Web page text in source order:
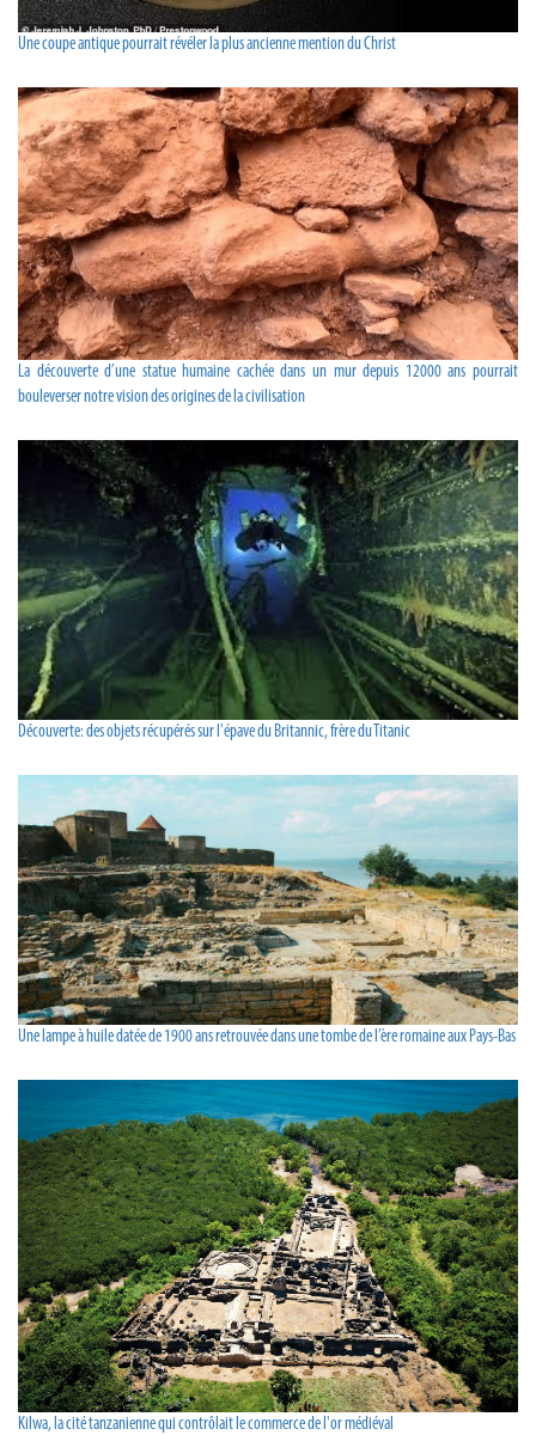
Une coupe antique pourrait révéler la plus ancienne mention du Christ
La découverte d’une statue humaine cachée dans un mur depuis 12000 ans pourrait
bouleverser notre vision des origines de la civilisation
Découverte: des objets récupérés sur l'épave du Britannic, frère du Titanic
Une lampe à huile datée de 1900 ans retrouvée dans une tombe de l’ère romaine aux Pays-Bas
Kilwa, la cité tanzanienne qui contrôlait le commerce de l'or médiéval